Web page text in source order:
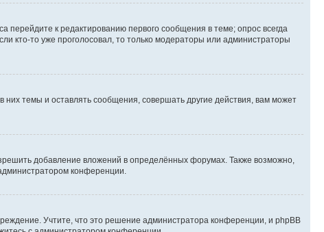
перейдите к редактированию первого сообщения в теме; опрос всегда
кто-то уже проголосовал, то только модераторы или администраторы
темы и оставлять сообщения, совершать другие действия, вам может
добавление вложений в определённых форумах. Также возможно,
конференции.
Учтите, что это решение администратора конференции, и phpBB